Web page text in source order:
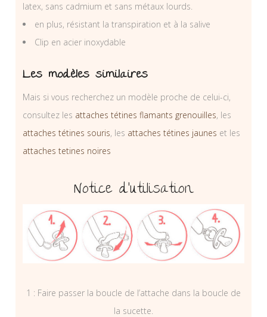
latex, sans cadmium et sans métaux lourds.
en plus, résistant la transpiration et à la salive
Clip en acier inoxydable
Les modèles similaires
Mais si vous recherchez un modèle proche de celui-ci,
consultez les attaches tétines flamants grenouilles, les
attaches tétines souris, les attaches tétines jaunes et les
attaches tetines noires
Notice d’utilisation
1 : Faire passer la boucle de l’attache dans la boucle de
la sucette.